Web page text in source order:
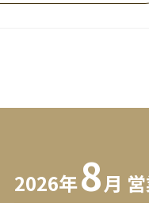
2026年8月